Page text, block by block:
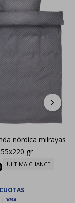
nórdica milrayas
gr
ULTIMA CHANCE
|